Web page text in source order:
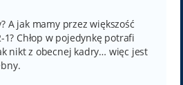
A jak mamy przez większość
Chłop w pojedynkę potrafi
nikt z obecnej kadry… więc jest